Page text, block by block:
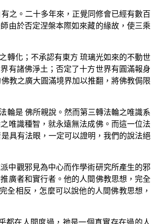
之。二十多年來，正覺同修會已經有數百
由於否定涅槃本際如來藏的緣故，使三乘
轉化；不承認有東方 琉璃光如來的不動世
有諸佛淨土；否定了十方世界有圓滿報身
教之廣大圓滿境界加以推翻，將佛教侷限
輪是 佛所親說。然而第三轉法輪之唯識系
唯識種智，就永遠無法成佛。而這一位法
具有法眼，一定可以證明，我們的說法絕
中觀邪見為中心而作學術研究所產生的邪
廣者和實行者。他的人間佛教思想，完全
全相反，怎麼可以說他的人間佛教思想，
都在人間度過，祂是一個真實存在過的人